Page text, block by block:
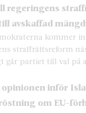
regeringens
avskaffad
kommer
straffrättsreform
går partiet till val på
opinionen inför
om EU-